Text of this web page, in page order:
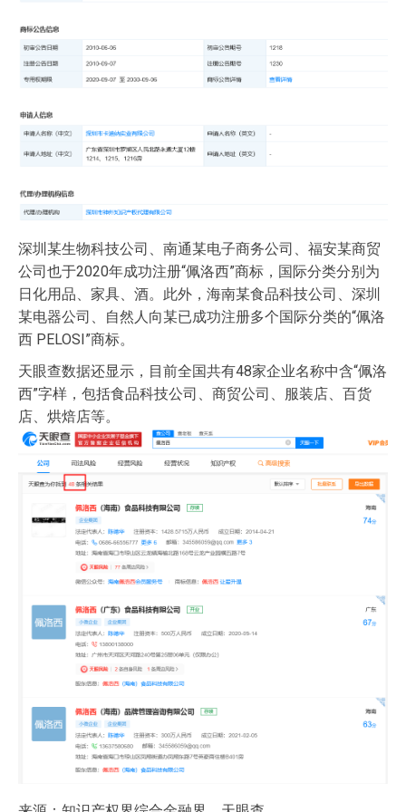
深圳某生物科技公司、南通某电子商务公司、福安某商贸
公司也于2020年成功注册“佩洛西”商标，国际分类分别为
日化用品、家具、酒。此外，海南某食品科技公司、深圳
某电器公司、自然人向某已成功注册多个国际分类的“佩洛
西 PELOSI”商标。
天眼查数据还显示，目前全国共有48家企业名称中含“佩洛
西”字样，包括食品科技公司、商贸公司、服装店、百货
店、烘焙店等。